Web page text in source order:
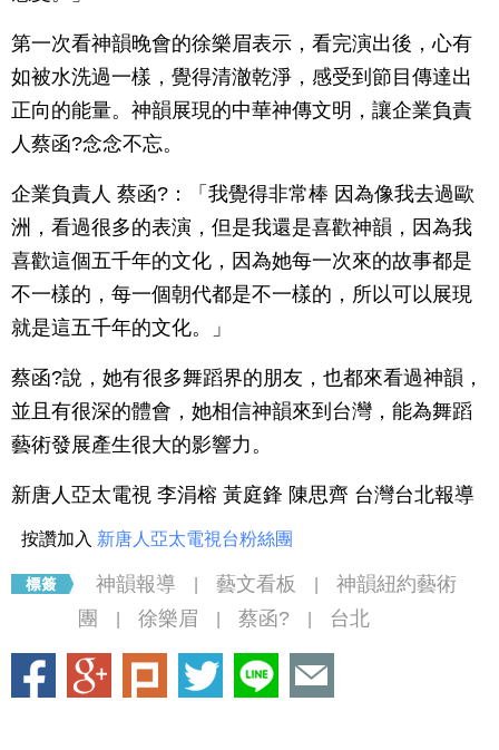
第一次看神韻晚會的徐樂眉表示，看完演出後，心有
如被水洗過一樣，覺得清澈乾淨，感受到節目傳達出
正向的能量。神韻展現的中華神傳文明，讓企業負責
人蔡函?念念不忘。
企業負責人 蔡函?：「我覺得非常棒 因為像我去過歐
洲，看過很多的表演，但是我還是喜歡神韻，因為我
喜歡這個五千年的文化，因為她每一次來的故事都是
不一樣的，每一個朝代都是不一樣的，所以可以展現
就是這五千年的文化。」
蔡函?說，她有很多舞蹈界的朋友，也都來看過神韻，
並且有很深的體會，她相信神韻來到台灣，能為舞蹈
藝術發展產生很大的影響力。
新唐人亞太電視 李涓榕 黃庭鋒 陳思齊 台灣台北報導
按讚加入 新唐人亞太電視台粉絲團
神韻報導 藝文看板
神韻紐約藝術
團
徐樂眉 蔡函? 台北